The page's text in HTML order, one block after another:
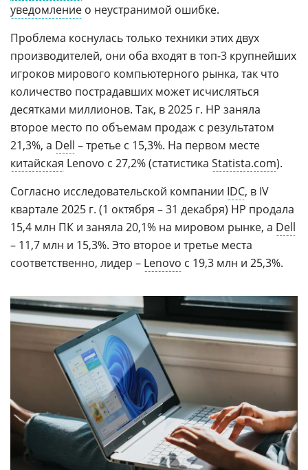
уведомление о неустранимой ошибке.
Проблема коснулась только техники этих двух
производителей, они оба входят в топ-3 крупнейших
игроков мирового компьютерного рынка, так что
количество пострадавших может исчисляться
десятками миллионов. Так, в 2025 г. HP заняла
второе место по объемам продаж с результатом
21,3%, а Dell – третье с 15,3%. На первом месте
китайская Lenovo с 27,2% (статистика Statista.com).
Согласно исследовательской компании IDC, в IV
квартале 2025 г. (1 октября – 31 декабря) HP продала
15,4 млн ПК и заняла 20,1% на мировом рынке, а Dell
– 11,7 млн и 15,3%. Это второе и третье места
соответственно, лидер – Lenovo с 19,3 млн и 25,3%.